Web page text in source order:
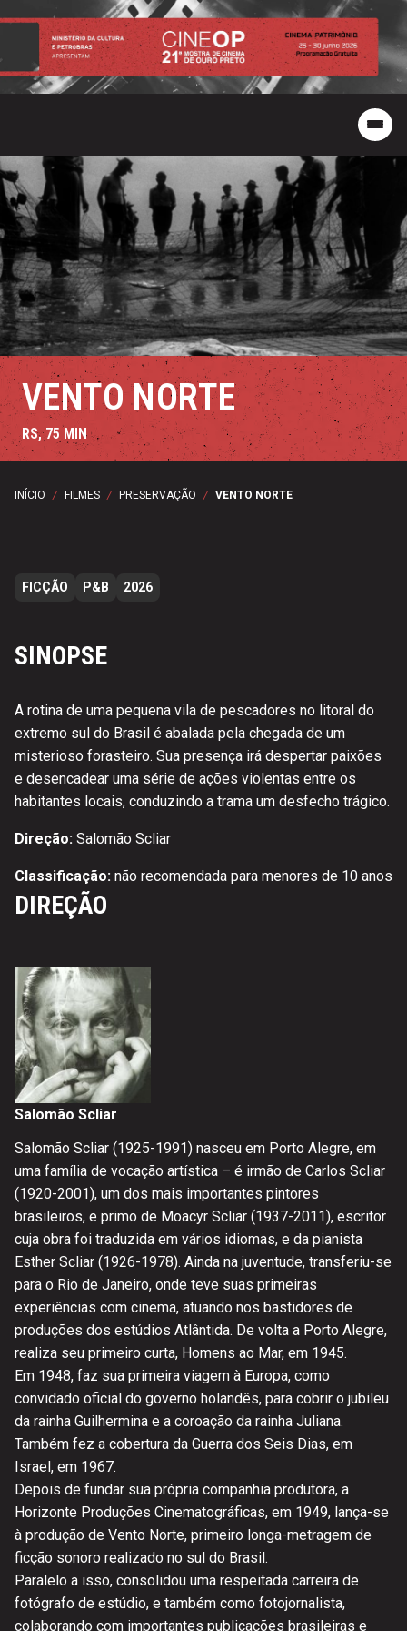
VENTO NORTE
RS, 75 MIN
INÍCIO / FILMES / PRESERVAÇÃO / VENTO NORTE
FICÇÃO P&B 2026
SINOPSE
A rotina de uma pequena vila de pescadores no litoral do
extremo sul do Brasil é abalada pela chegada de um
misterioso forasteiro. Sua presença irá despertar paixões
e desencadear uma série de ações violentas entre os
habitantes locais, conduzindo a trama um desfecho trágico.
Direção: Salomão Scliar
Classificação: não recomendada para menores de 10 anos
DIREÇÃO
Salomão Scliar
Salomão Scliar (1925-1991) nasceu em Porto Alegre, em
uma família de vocação artística – é irmão de Carlos Scliar
(1920-2001), um dos mais importantes pintores
brasileiros, e primo de Moacyr Scliar (1937-2011), escritor
cuja obra foi traduzida em vários idiomas, e da pianista
Esther Scliar (1926-1978). Ainda na juventude, transferiu-se
para o Rio de Janeiro, onde teve suas primeiras
experiências com cinema, atuando nos bastidores de
produções dos estúdios Atlântida. De volta a Porto Alegre,
realiza seu primeiro curta, Homens ao Mar, em 1945.
Em 1948, faz sua primeira viagem à Europa, como
convidado oficial do governo holandês, para cobrir o jubileu
da rainha Guilhermina e a coroação da rainha Juliana.
Também fez a cobertura da Guerra dos Seis Dias, em
Israel, em 1967.
Depois de fundar sua própria companhia produtora, a
Horizonte Produções Cinematográficas, em 1949, lança-se
à produção de Vento Norte, primeiro longa-metragem de
ficção sonoro realizado no sul do Brasil.
Paralelo a isso, consolidou uma respeitada carreira de
fotógrafo de estúdio, e também como fotojornalista,
colaborando com importantes publicações brasileiras e